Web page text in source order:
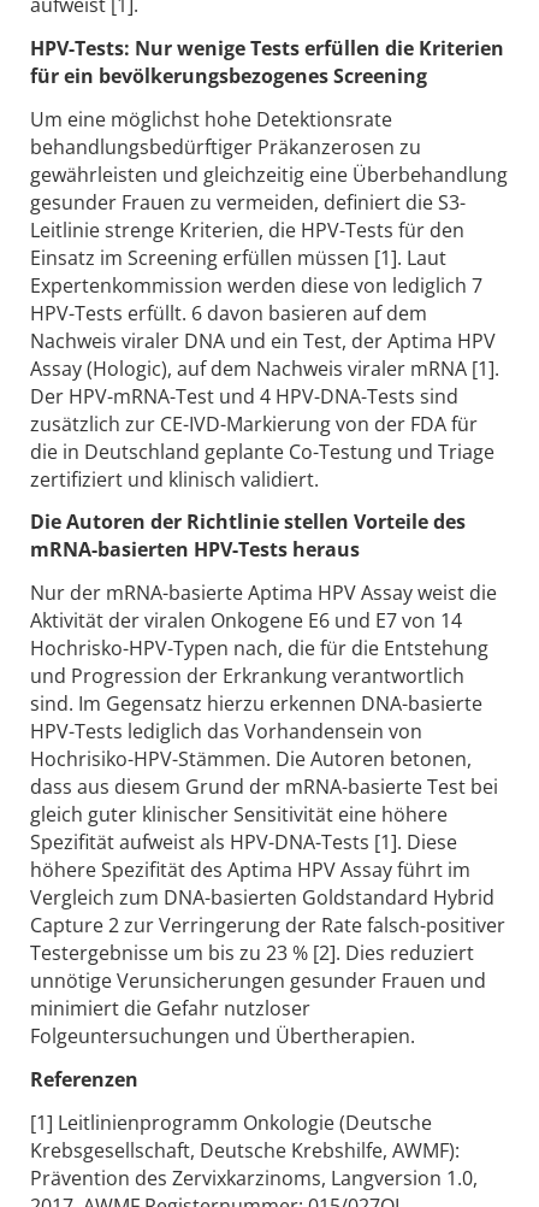
HPV-Tests: Nur wenige Tests erfüllen die Kriterien
für ein bevölkerungsbezogenes Screening
Um eine möglichst hohe Detektionsrate
behandlungsbedürftiger Präkanzerosen zu
gewährleisten und gleichzeitig eine Überbehandlung
gesunder Frauen zu vermeiden, definiert die S3-
Leitlinie strenge Kriterien, die HPV-Tests für den
Einsatz im Screening erfüllen müssen [1]. Laut
Expertenkommission werden diese von lediglich 7
HPV-Tests erfüllt. 6 davon basieren auf dem
Nachweis viraler DNA und ein Test, der Aptima HPV
Assay (Hologic), auf dem Nachweis viraler mRNA [1].
Der HPV-mRNA-Test und 4 HPV-DNA-Tests sind
zusätzlich zur CE-IVD-Markierung von der FDA für
die in Deutschland geplante Co-Testung und Triage
zertifiziert und klinisch validiert.
Die Autoren der Richtlinie stellen Vorteile des
mRNA-basierten HPV-Tests heraus
Nur der mRNA-basierte Aptima HPV Assay weist die
Aktivität der viralen Onkogene E6 und E7 von 14
Hochrisko-HPV-Typen nach, die für die Entstehung
und Progression der Erkrankung verantwortlich
sind. Im Gegensatz hierzu erkennen DNA-basierte
HPV-Tests lediglich das Vorhandensein von
Hochrisiko-HPV-Stämmen. Die Autoren betonen,
dass aus diesem Grund der mRNA-basierte Test bei
gleich guter klinischer Sensitivität eine höhere
Spezifität aufweist als HPV-DNA-Tests [1]. Diese
höhere Spezifität des Aptima HPV Assay führt im
Vergleich zum DNA-basierten Goldstandard Hybrid
Capture 2 zur Verringerung der Rate falsch-positiver
Testergebnisse um bis zu 23 % [2]. Dies reduziert
unnötige Verunsicherungen gesunder Frauen und
minimiert die Gefahr nutzloser
Folgeuntersuchungen und Übertherapien.
Referenzen
[1] Leitlinienprogramm Onkologie (Deutsche
Krebsgesellschaft, Deutsche Krebshilfe, AWMF):
Prävention des Zervixkarzinoms, Langversion 1.0,